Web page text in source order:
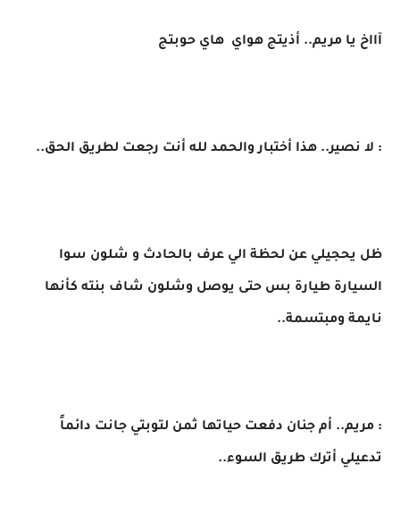
​آااخ يا مريم.. أذيتج هواي هاي حوبتج
: ​لا نصير.. هذا أختبار والحمد لله أنت رجعت لطريق الحق..
​ظل يحجيلي عن لحظة الي عرف بالحادث و شلون سوا
السيارة طيارة بس حتى يوصل وشلون شاف بنته كأنها
نايمة ومبتسمة..
​: مريم.. أم جنان دفعت حياتها ثمن لتوبتي جانت دائماً
تدعيلي أترك طريق السوء..